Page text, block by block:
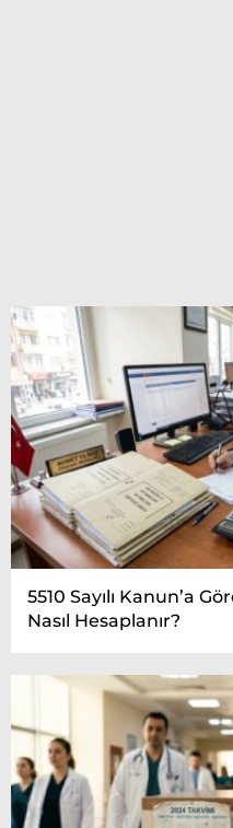
5510 Sayılı Kanun’a
Nasıl Hesaplanır?